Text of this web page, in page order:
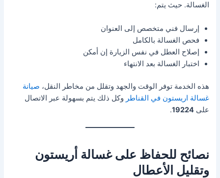
الغسالة. حيث يتم:
إرسال فني متخصص إلى العنوان
فحص الغسالة بالكامل
إصلاح العطل في نفس الزيارة إن أمكن
اختبار الغسالة بعد الانتهاء
هذه الخدمة توفر الوقت والجهد وتقلل من مخاطر النقل، صيانة
غسالة اريستون في القناطر وكل ذلك يتم بسهولة عبر الاتصال
على19224
.
نصائح للحفاظ على غسالة أريستون
وتقليل الأعطال